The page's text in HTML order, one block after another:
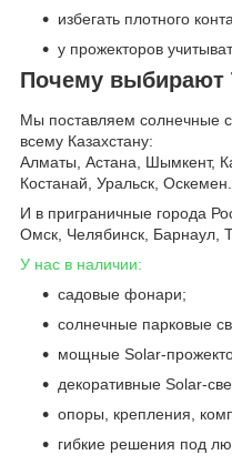
избегать плотного
у прожекторов
Почему
Мы поставляем солнечные
всему Казахстану:
Алматы, Астана, Шымкент,
Костанай, Уральск, Оскемен.
И в приграничные города
Омск, Челябинск, Барнаул,
У нас в наличии:
садовые фонари;
солнечные парковые
мощные Solar-
декоративные Solar-
опоры, крепления,
гибкие решения под